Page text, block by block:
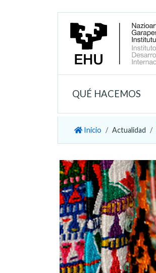
QUÉ HACEMOS
Inicio Actualidad